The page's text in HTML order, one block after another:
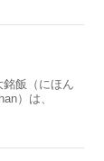
飯（にほん
）は、